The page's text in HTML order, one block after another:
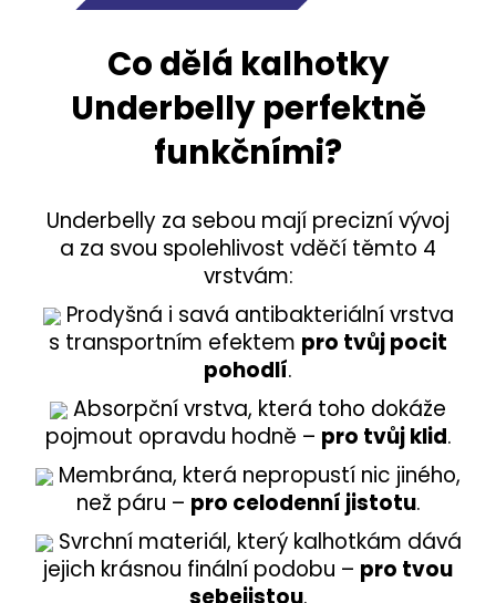
Co dělá kalhotky
Underbelly perfektně
funkčními?
Underbelly za sebou mají precizní vývoj
a za svou spolehlivost vděčí těmto 4
vrstvám:
Prodyšná i savá antibakteriální vrstva
s transportním efektem pro tvůj pocit
pohodlí.
Absorpční vrstva, která toho dokáže
pojmout opravdu hodně – pro tvůj klid.
Membrána, která nepropustí nic jiného,
než páru – pro celodenní jistotu.
Svrchní materiál, který kalhotkám dává
jejich krásnou finální podobu – pro tvou
sebejistou.